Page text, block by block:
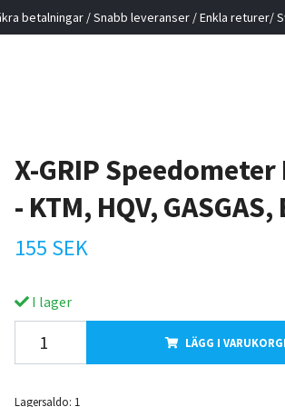
betalningar / Snabb leveranser / Enkla returer/
X-GRIP
- KTM, HQV, GASGAS,
155 SEK
I lager
LÄGG I
Lagersaldo: 1